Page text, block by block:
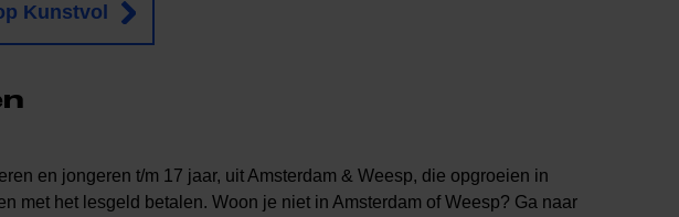
Kunstvol
en jongeren t/m 17 jaar, uit Amsterdam & Weesp, die opgroeien in
met het lesgeld betalen. Woon je niet in Amsterdam of Weesp? Ga naar